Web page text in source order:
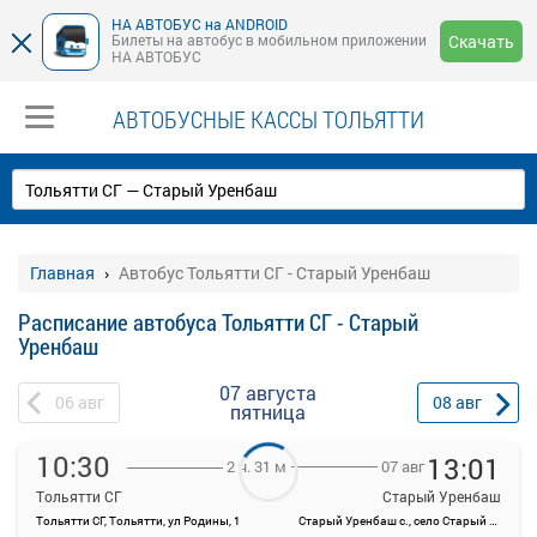
НА АВТОБУС на ANDROID
Билеты на автобус в мобильном приложении
НА АВТОБУС
Скачать
АВТОБУСНЫЕ КАССЫ ТОЛЬЯТТИ
Главная Автобус Тольятти СГ - Старый Уренбаш
Расписание автобуса Тольятти СГ - Старый
Уренбаш
06 авг 07 августа
пятница 08 авг
10:30
Тольятти СГ
Тольятти СГ, Тольятти, ул Родины, 1
2 ч. 31 м 07 авг 13:01
Старый Уренбаш
Старый Уренбаш с., село Старый Уренбаш, Россия